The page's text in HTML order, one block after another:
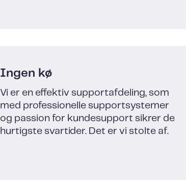
Ingen kø
Vi er en effektiv supportafdeling, som
med professionelle supportsystemer
og passion for kundesupport sikrer de
hurtigste svartider. Det er vi stolte af.